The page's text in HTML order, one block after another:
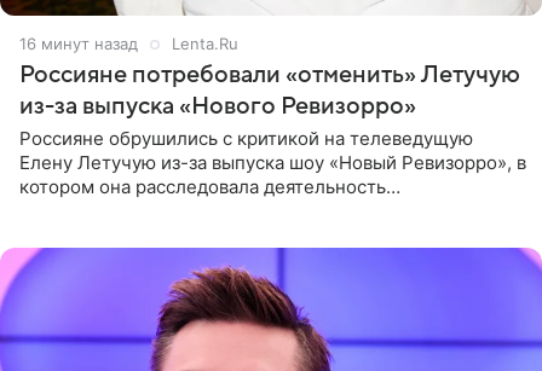
17 минут назад Lenta.Ru
Россияне потребовали «отменить» Летучую
из-за выпуска «Нового Ревизорро»
Россияне обрушились с критикой на телеведущую
Елену Летучую из-за выпуска шоу «Новый Ревизорро», в
котором она расследовала деятельность